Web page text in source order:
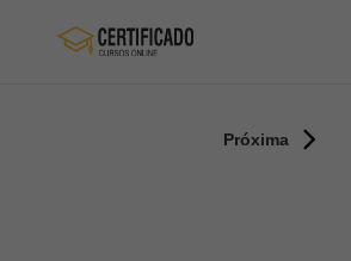
Próxima